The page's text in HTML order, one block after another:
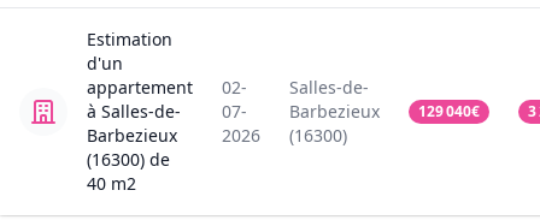
Estimation
d'un
appartement
à Salles-de-
Barbezieux
(16300) de
40 m2
02-
07-
2026
Salles-de-
Barbezieux
(16300)
129 040€ 3